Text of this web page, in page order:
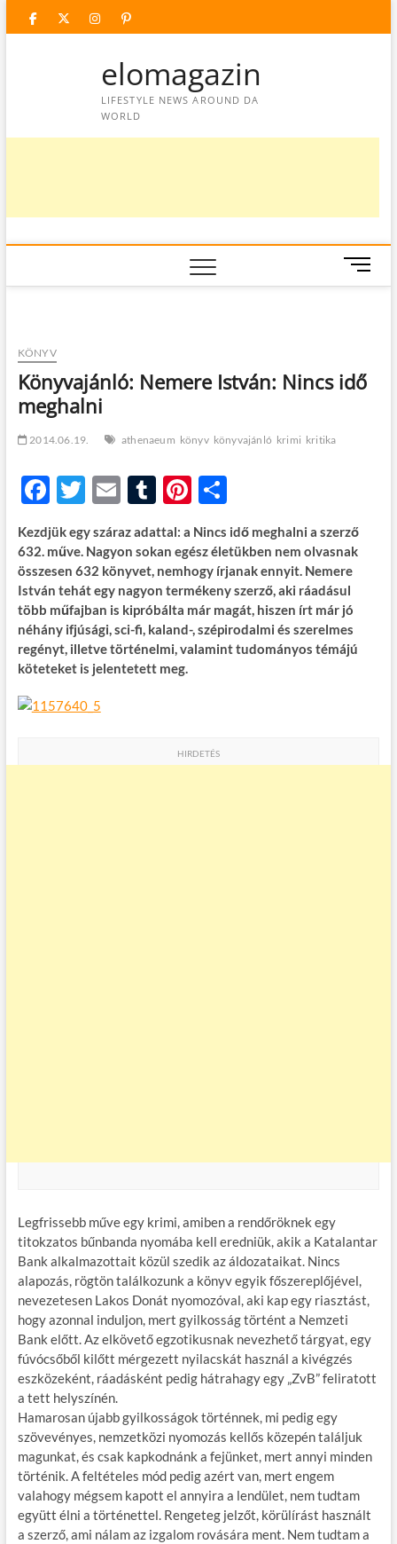
facebooktwitter
instagram
googleplus
pinterest
elomagazin
LIFESTYLE NEWS AROUND DA
WORLD
M
e
t
KÖNYV
Könyvajánló: Nemere István: Nincs idő
meghalni
2014.06.19. athenaeum könyv könyvajánló krimi kritika
F
ac
e
b
o
o
k
T
itt
er
E
ail
T
u
m
bl
r
Pi
nt
er
es
t
O
ss
za
m
e
g
Kezdjük egy száraz adattal: a Nincs idő meghalni a szerző
632. műve. Nagyon sokan egész életükben nem olvasnak
összesen 632 könyvet, nemhogy írjanak ennyit. Nemere
István tehát egy nagyon termékeny szerző, aki ráadásul
több műfajban is kipróbálta már magát, hiszen írt már jó
néhány ifjúsági, sci-fi, kaland-, szépirodalmi és szerelmes
regényt, illetve történelmi, valamint tudományos témájú
köteteket is jelentetett meg.
HIRDETÉS
Legfrissebb műve egy krimi, amiben a rendőröknek egy
titokzatos bűnbanda nyomába kell eredniük, akik a Katalantar
Bank alkalmazottait közül szedik az áldozataikat. Nincs
alapozás, rögtön találkozunk a könyv egyik főszereplőjével,
nevezetesen Lakos Donát nyomozóval, aki kap egy riasztást,
hogy azonnal induljon, mert gyilkosság történt a Nemzeti
Bank előtt. Az elkövető egzotikusnak nevezhető tárgyat, egy
fúvócsőből kilőtt mérgezett nyilacskát használ a kivégzés
eszközeként, ráadásként pedig hátrahagy egy „ZvB” feliratott
a tett helyszínén.
Hamarosan újabb gyilkosságok történnek, mi pedig egy
szövevényes, nemzetközi nyomozás kellős közepén találjuk
magunkat, és csak kapkodnánk a fejünket, mert annyi minden
történik. A feltételes mód pedig azért van, mert engem
valahogy mégsem kapott el annyira a lendület, nem tudtam
együtt élni a történettel. Rengeteg jelzőt, körülírást használt
a szerző, ami nálam az izgalom rovására ment. Nem tudtam a